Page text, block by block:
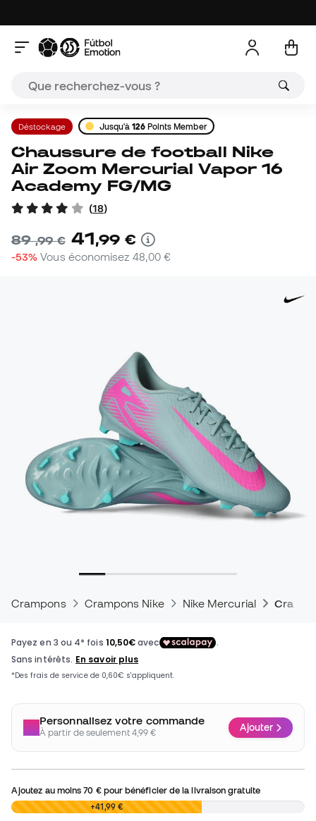
Déstockage Jusqu'à126Points Member
Chaussure de football Nike
Air Zoom Mercurial Vapor 16
Academy FG/MG
(18)
89,99 € 41,99 €
-53% Vous économisez 48,00 €
Crampons Crampons Nike Nike Mercurial
Personnalisez votre commande
À partir de seulement 4,99 € Ajouter
Ajoutez au moins70 €pour bénéficier de la livraison gratuite
0,00 € +41,99 €